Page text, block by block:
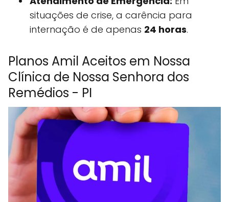
situações de crise, a carência para
internação é de apenas 24 horas.
Planos Amil Aceitos em Nossa
Clínica de Nossa Senhora dos
Remédios - PI